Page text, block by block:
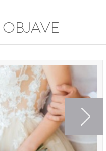
Next